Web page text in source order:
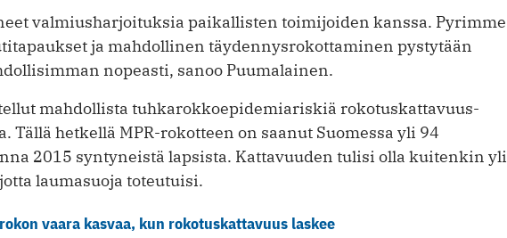
valmiusharjoituksia paikallisten toimijoiden kanssa. Pyrimme
ja mahdollinen täydennysrokottaminen pystytään
nopeasti, sanoo Puumalainen.
mahdollista tuhkarokkoepidemiariskiä rokotus­katta­vuus­
Tällä hetkellä MPR-rokotteen on saanut Suomessa yli 94
2015 syntyneistä lapsista. Kattavuuden tulisi olla kuitenkin yli
laumasuoja toteutuisi.
vaara kasvaa, kun rokotuskattavuus laskee